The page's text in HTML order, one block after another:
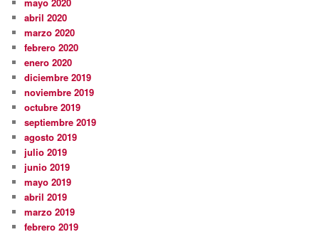
abril 2020
marzo 2020
febrero 2020
enero 2020
diciembre 2019
noviembre 2019
octubre 2019
septiembre 2019
agosto 2019
julio 2019
junio 2019
mayo 2019
abril 2019
marzo 2019
febrero 2019